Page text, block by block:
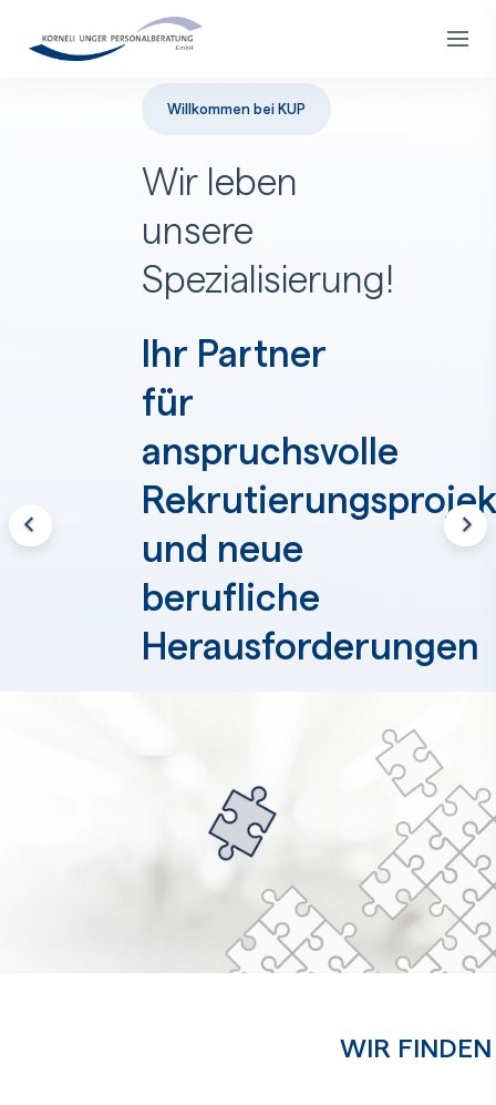
Willkommen bei KUP
Wir leben
unsere
Spezialisierung!
Ihr Partner
für
anspruchsvolle
und neue
berufliche
Herausforderungen
WIR